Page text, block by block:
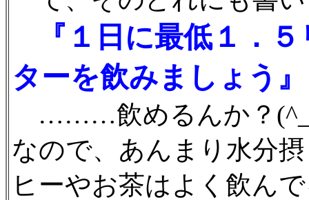
『１日に最低１．
ターを飲みましょう』
………飲めるんか？
なので、あんまり水分
ヒーやお茶はよく飲ん